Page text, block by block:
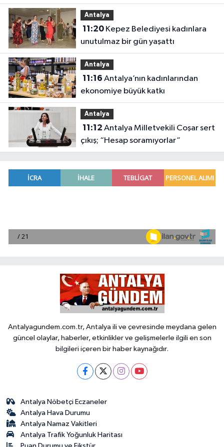
altına aldı
Antalya
11:20Kepez Belediyesi kadınlara
unutulmaz bir gün yaşattı
Antalya
11:16
ekonomiye büyük katkı
Antalya
11:12
çıkış; “Hesap soramıyorlar”
Antalyagundem.com.tr, Antalya ili ve çevresinde meydana gelen
güncel olaylar, haberler, etkinlikler ve gelişmelerle ilgili en son
bilgileri içeren bir haber kaynağıdır.
Antalya Nöbetçi Eczaneler
Antalya Hava Durumu
Antalya Namaz Vakitleri
Antalya Trafik Yoğunluk Haritası